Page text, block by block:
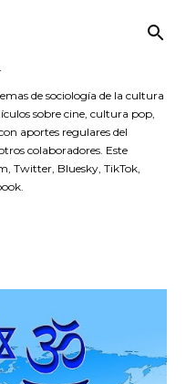
de sociología de la cultura
sobre cine, cultura pop,
aportes regulares del
colaboradores. Este
Twitter, Bluesky, TikTok,